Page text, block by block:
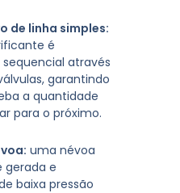
de linha simples:
é
através
garantindo
a quantidade
para o próximo.
uma névoa
gerada e
baixa pressão